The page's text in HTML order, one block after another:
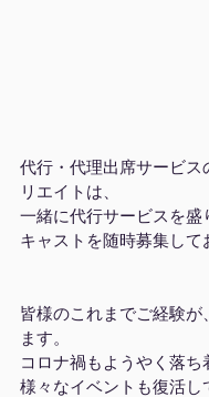
代行・代理出席サービス
リエイトは、
一緒に代行サービスを盛
キャストを随時募集して
皆様のこれまでご経験が
ます。
コロナ禍もようやく落ち
様々なイベントも復活し